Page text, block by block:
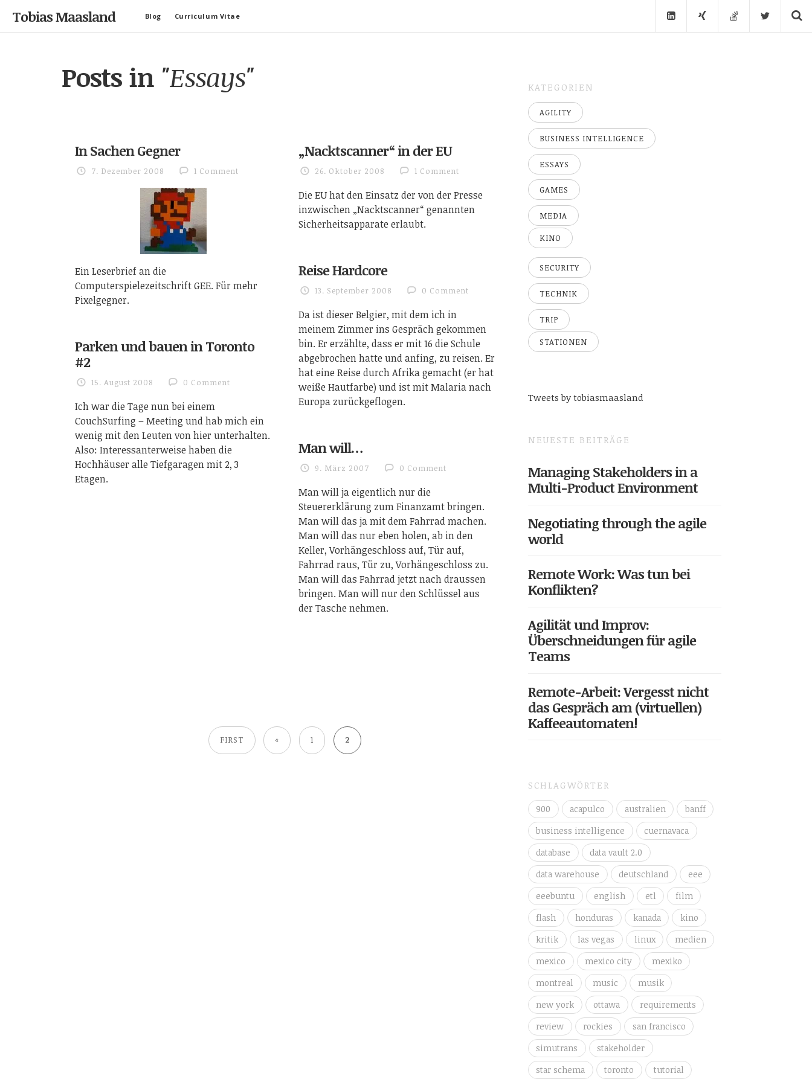
Tobias Maasland Blog Curriculum Vitae
Posts in "Essays"
In Sachen Gegner
7. Dezember 2008 1 Comment
Ein Leserbrief an die
Computerspielezeitschrift GEE. Für mehr
Pixelgegner.
„Nacktscanner“ in der EU
26. Oktober 2008 1 Comment
Die EU hat den Einsatz der von der Presse
inzwischen „Nacktscanner“ genannten
Sicherheitsapparate erlaubt.
Reise Hardcore
13. September 2008 0 Comment
Da ist dieser Belgier, mit dem ich in
meinem Zimmer ins Gespräch gekommen
bin. Er erzählte, dass er mit 16 die Schule
abgebrochen hatte und anfing, zu reisen. Er
hat eine Reise durch Afrika gemacht (er hat
weiße Hautfarbe) und ist mit Malaria nach
Europa zurückgeflogen.
Parken und bauen in Toronto
#2
15. August 2008 0 Comment
Ich war die Tage nun bei einem
CouchSurfing – Meeting und hab mich ein
wenig mit den Leuten von hier unterhalten.
Also: Interessanterweise haben die
Hochhäuser alle Tiefgaragen mit 2, 3
Etagen.
Man will…
9. März 2007 0 Comment
Man will ja eigentlich nur die
Steuererklärung zum Finanzamt bringen.
Man will das ja mit dem Fahrrad machen.
Man will das nur eben holen, ab in den
Keller, Vorhängeschloss auf, Tür auf,
Fahrrad raus, Tür zu, Vorhängeschloss zu.
Man will das Fahrrad jetzt nach draussen
bringen. Man will nur den Schlüssel aus
der Tasche nehmen.
FIRST « 1 2
KATEGORIEN
AGILITY
BUSINESS INTELLIGENCE
ESSAYS
GAMES
MEDIA
KINO
SECURITY
TECHNIK
TRIP
STATIONEN
Tweets by tobiasmaasland
NEUESTE BEITRÄGE
Managing Stakeholders in a
Multi-Product Environment
Negotiating through the agile
world
Remote Work: Was tun bei
Konflikten?
Agilität und Improv:
Überschneidungen für agile
Teams
Remote-Arbeit: Vergesst nicht
das Gespräch am (virtuellen)
Kaffeeautomaten!
SCHLAGWÖRTER
900 acapulco australien
banff
business intelligence
cuernavaca
database
data vault 2.0
data warehouse
deutschland
eee
eeebuntu
english etl
film
flash
honduras kanada
kino
kritik
las vegas linux
medien
mexico
mexico city
mexiko
montreal
music
musik
new york
ottawa
requirements
review
rockies
san francisco
simutrans
stakeholder
star schema
toronto tutorial